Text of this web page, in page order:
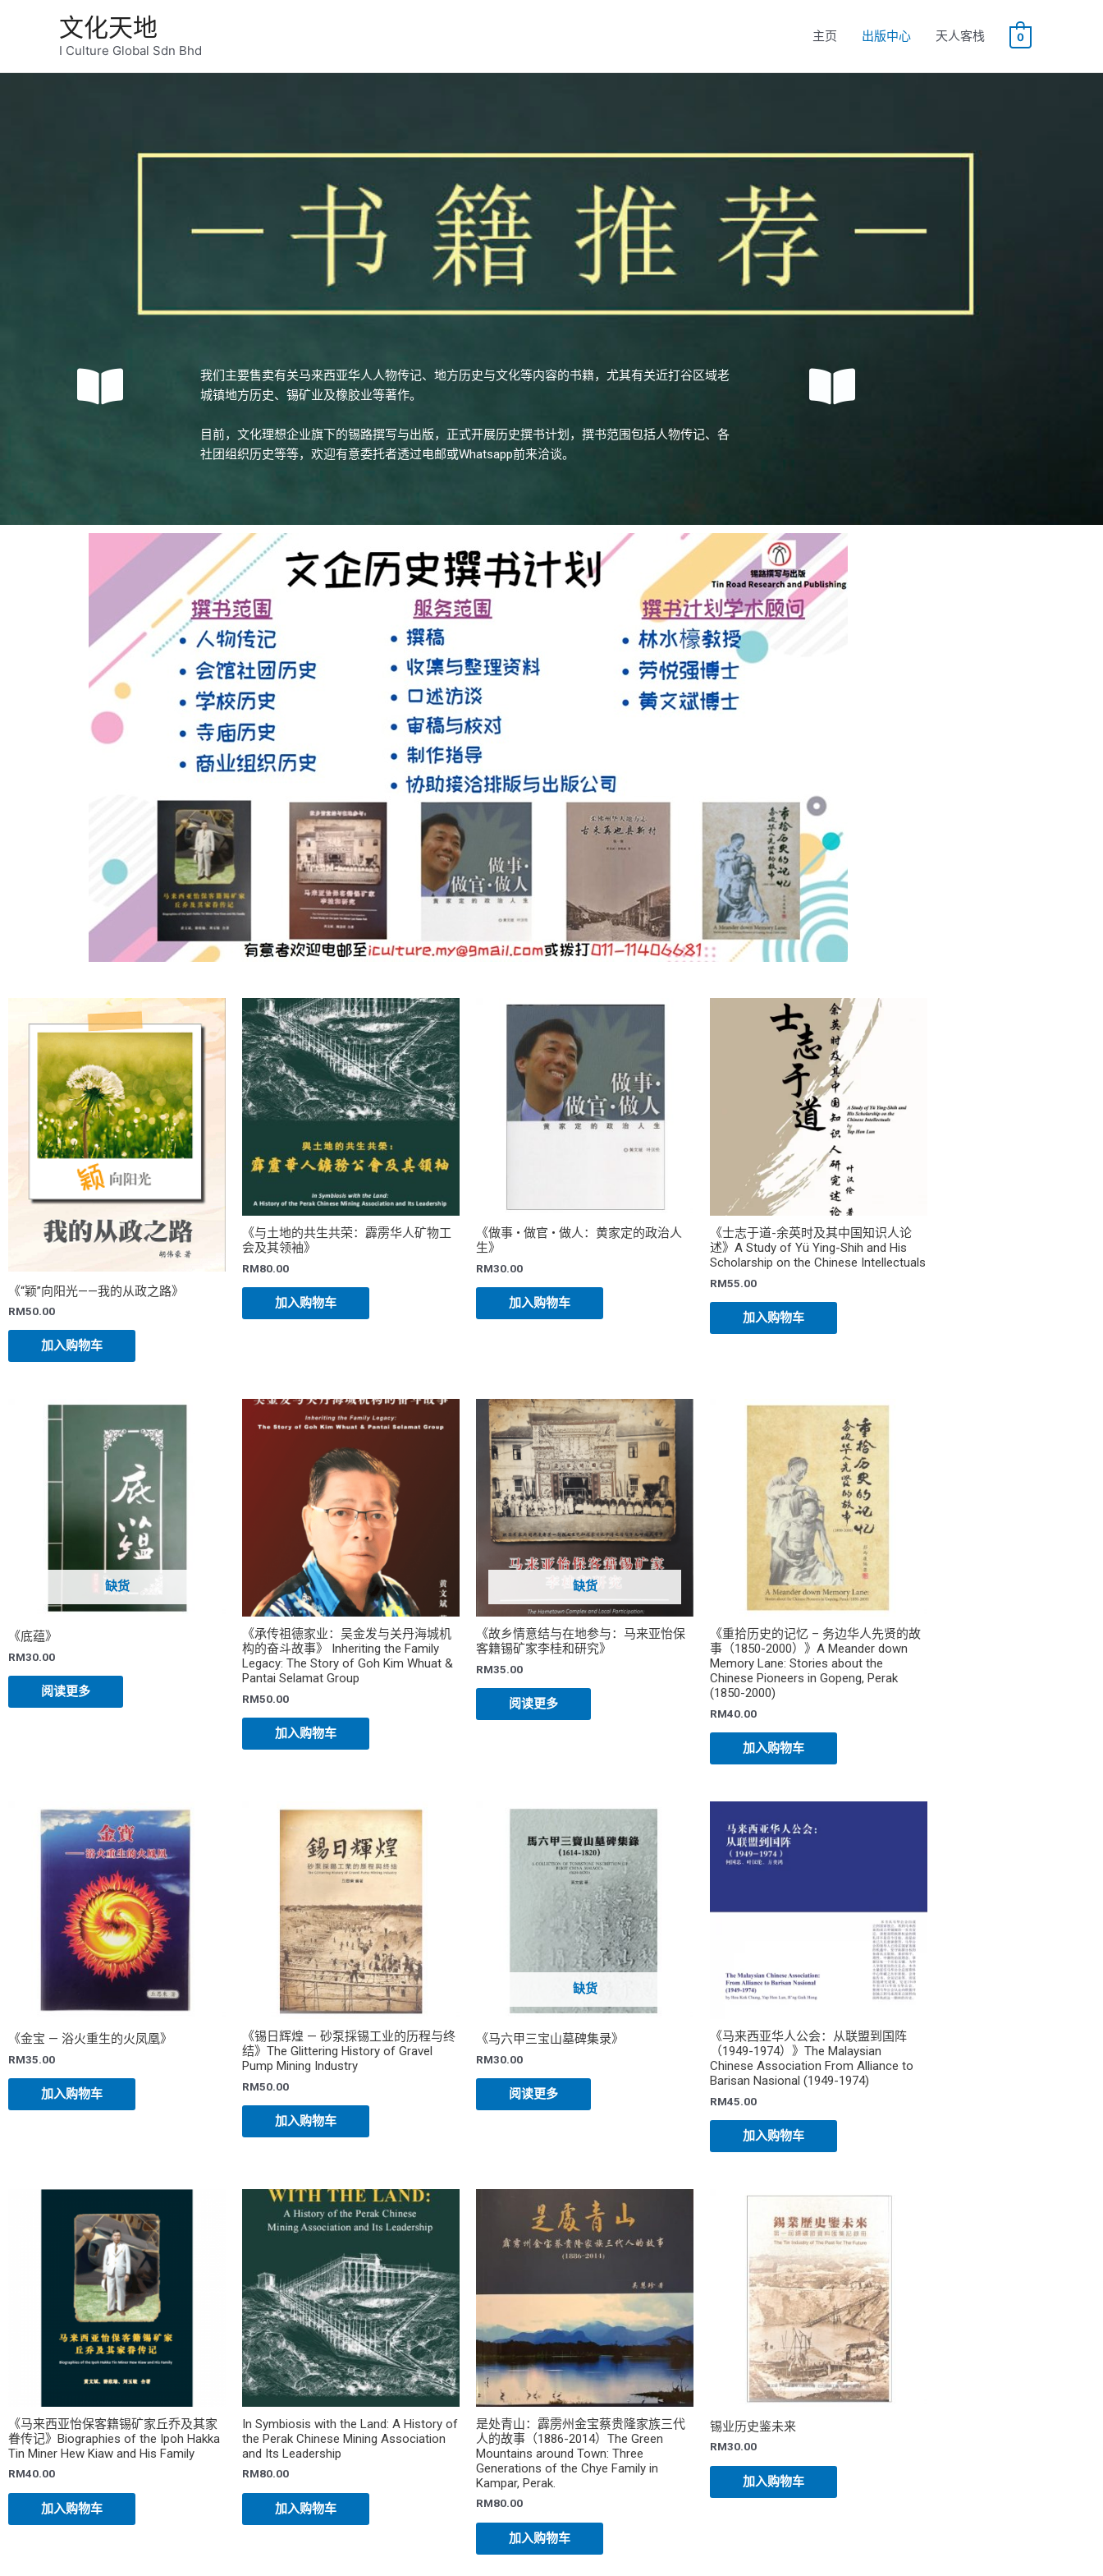
文化天地
I Culture Global Sdn Bhd
主页 出版中心 天人客栈 0
我们主要售卖有关马来西亚华人 人物传记、地方历史与文化等内容的书籍，尤其有关近打谷区域老
城镇地方历史、锡矿业及橡胶业等著作。
目前，文化理想企业旗下的锡路撰写与出版，正式开展历史撰书计划，撰书范围包括人物传记、各
社团组织历史等等，欢迎有意委托者透过电邮或Whatsapp前来洽谈。
《“颖”向阳光——我的从政之路》
RM50.00
加入购物车
《与土地的共生共荣：霹雳华人矿物工
会及其领袖》
RM80.00
加入购物车
《做事 • 做官 • 做人：黄家定的政治人
生》
RM30.00
加入购物车
《士志于道-余英时及其中国知识人论
述》A Study of Yü Ying-Shih and His
Scholarship on the Chinese Intellectuals
RM55.00
加入购物车
缺货
《底蕴》
RM30.00
阅读更多
《承传祖德家业：吴金发与关丹海城机
构的奋斗故事》 Inheriting the Family
Legacy: The Story of Goh Kim Whuat &
Pantai Selamat Group
RM50.00
加入购物车
缺货
《故乡情意结与在地参与：马来亚怡保
客籍锡矿家李桂和研究》
RM35.00
阅读更多
《重拾历史的记忆 – 务边华人先贤的故
事（1850-2000）》A Meander down
Memory Lane: Stories about the
Chinese Pioneers in Gopeng, Perak
(1850-2000)
RM40.00
加入购物车
《金宝 — 浴火重生的火凤凰》
RM35.00
加入购物车
《锡日辉煌 — 砂泵採锡工业的历程与终
结》The Glittering History of Gravel
Pump Mining Industry
RM50.00
加入购物车
缺货
《马六甲三宝山墓碑集录》
RM30.00
阅读更多
《马来西亚华人公会：从联盟到国阵
（1949-1974）》The Malaysian
Chinese Association From Alliance to
Barisan Nasional (1949-1974)
RM45.00
加入购物车
《马来西亚怡保客籍锡矿家丘乔及其家
眷传记》Biographies of the Ipoh Hakka
Tin Miner Hew Kiaw and His Family
RM40.00
加入购物车
In Symbiosis with the Land: A History of
the Perak Chinese Mining Association
and Its Leadership
RM80.00
加入购物车
是处青山：霹雳州金宝蔡贵隆家族三代
人的故事（1886-2014）The Green
Mountains around Town: Three
Generations of the Chye Family in
Kampar, Perak.
RM80.00
加入购物车
锡业历史鉴未来
RM30.00
加入购物车